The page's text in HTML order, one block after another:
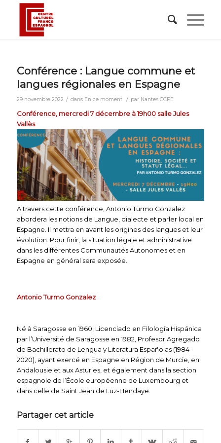
Conférence : Langue commune et
langues régionales en Espagne
29 novembre 2022 / dans En ce moment / par Nantes CCFE
Conférence, mercredi 7 décembre à 19h00 salle Jules
Vallès
A travers cette conférence, Antonio Turmo Gonzalez
abordera les notions de Langue, dialecte et parler local en
Espagne. Il mettra en avant les origines des langues et leur
évolution. Pour finir, la situation légale et administrative
dans les différentes Communautés Autonomes et en
Espagne en général sera exposée.
Antonio Turmo Gonzalez
Né à Saragosse en 1960, Licenciado en Filología Hispánica
par l’Université de Saragosse en 1982, Profesor Agregado
de Bachillerato de Lengua y Literatura Españolas (1984-
2020), ayant exercé en Espagne en Région de Murcie, en
Andalousie et aux Asturies, et également dans la section
espagnole de l’École européenne de Luxembourg et
dans celle de Saint Jean de Luz-Hendaye.
Partager cet article